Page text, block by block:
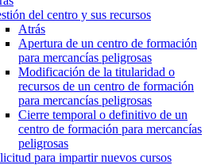
del centro y sus recursos
Atrás
Apertura de un centro de formación
para mercancías peligrosas
Modificación de la titularidad o
recursos de un centro de formación
para mercancías peligrosas
Cierre temporal o definitivo de un
centro de formación para mercancías
peligrosas
para impartir nuevos cursos